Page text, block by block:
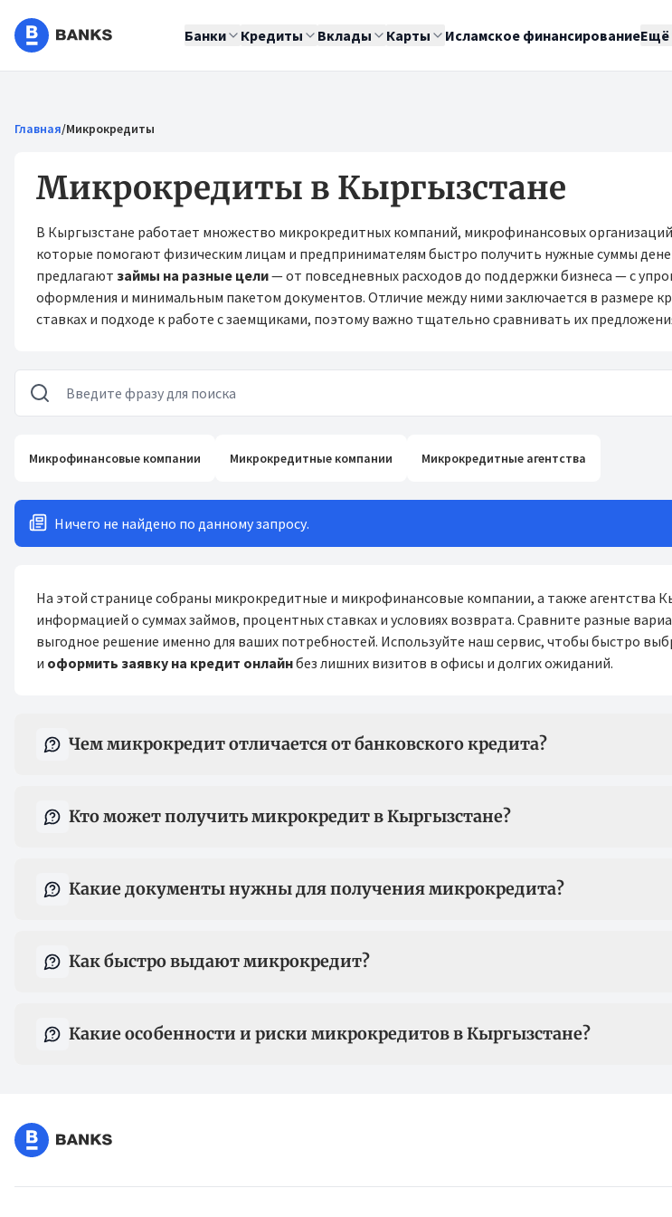
Банки Кредиты Вклады Карты Исламское финансированиеЕщё
Главная/Микрокредиты
Микрокредиты в Кыргызстане
В Кыргызстане работает множество микрокредитных компаний, микрофинансовых
которые помогают физическим лицам и предпринимателям быстро получить нужные суммы
предлагают займы на разные цели— от повседневных расходов до поддержки бизнеса — с
оформления и минимальным пакетом документов. Отличие между ними заключается в размере
ставках и подходе к работе с заемщиками, поэтому важно тщательно сравнивать их
Микрофинансовые компании Микрокредитные компании Микрокредитные агентства
Ничего не найдено по данному запросу.
На этой странице собраны микрокредитные и микрофинансовые компании, а также агентства
информацией о суммах займов, процентных ставках и условиях возврата. Сравните разные
выгодное решение именно для ваших потребностей. Используйте наш сервис, чтобы быстро
и оформить заявку на кредит онлайнбез лишних визитов в офисы и долгих ожиданий.
Чем микрокредит отличается от банковского кредита?
Кто может получить микрокредит в Кыргызстане?
Какие документы нужны для получения микрокредита?
Как быстро выдают микрокредит?
Какие особенности и риски микрокредитов в Кыргызстане?